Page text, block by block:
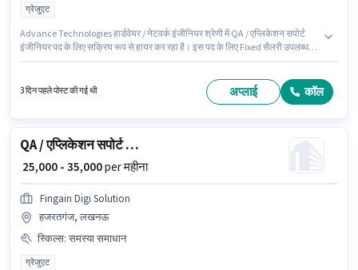
ग्रेजुएट
Advance Technologies हार्डवेयर / नेटवर्क इंजीनियर श्रेणी में QA / एप्लिकेशन सपोर्ट
इंजीनियर पद के लिए सक्रिय रूप से हायर कर रहा है। इस पद के लिए Fixed सैलरी उपलब्ध
मासिक वेतन ₹25000 रहेगा।
3 दिन पहले पोस्ट की गई थी अप्लाई कॉल
QA / एप्लिकेशन सपोर्ट इंजीनियर
₹ 25,000 - 35,000per महीना
Fingain Digi Solution
हजरतगंज, लखनऊ
स्किल्स: समस्या समाधान
ग्रेजुएट